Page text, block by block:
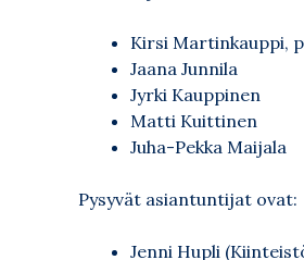
Kirsi Martinkauppi,
Jaana Junnila
Jyrki Kauppinen
Matti Kuittinen
Juha-Pekka Maijala
Pysyvät asiantuntijat ovat:
Jenni Hupli